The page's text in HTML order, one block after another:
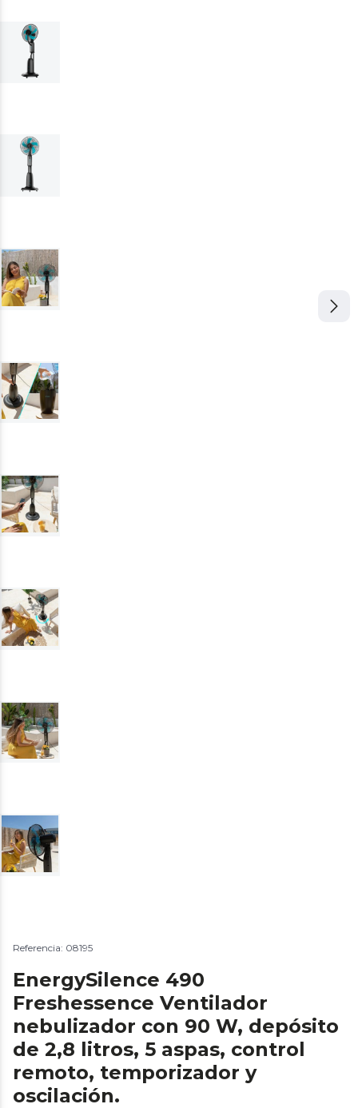
Referencia: 08195
EnergySilence 490
Freshessence Ventilador
nebulizador con 90 W, depósito
de 2,8 litros, 5 aspas, control
remoto, temporizador y
oscilación.